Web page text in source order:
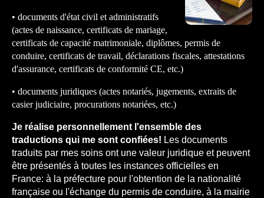
• documents d'état civil et administratifs
(actes de naissance, certificats de mariage,
certificats de capacité matrimoniale, diplômes, permis de
conduire, certificats de travail, déclarations fiscales, attestations
d'assurance, certificats de conformité CE, etc.)
• documents juridiques (actes notariés, jugements, extraits de
casier judiciaire, procurations notariées, etc.)
Je réalise personnellement l'ensemble des
traductions qui me sont confiées! Les documents
traduits par mes soins ont une valeur juridique et peuvent
être présentés à toutes les instances officielles en
France: à la préfecture pour l'obtention de la nationalité
française ou l'échange du permis de conduire, à la mairie